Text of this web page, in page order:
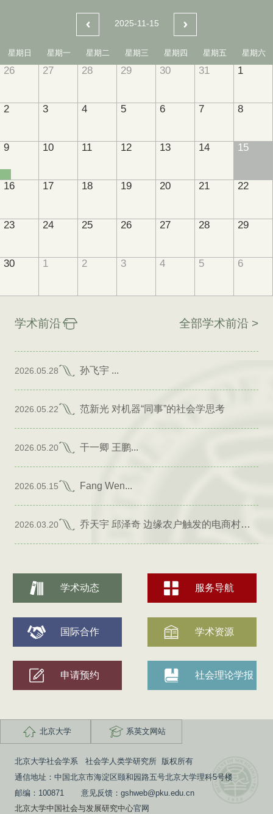
2025-11-15
星期日 星期一 星期二 星期三 星期四 星期五 星期六
26 27 28 29 30 31 1
2 3 4 5 6 7 8
9 10 11 12 13 14 15
16 17 18 19 20 21 22
23 24 25 26 27 28 29
30 1 2 3 4 5 6
学术前沿 全部学术前沿 >
2026.05.28 孙飞宇 ...
2026.05.22 范新光 对机器“同事”的社会学思考
2026.05.20 干一卿 王鹏...
2026.05.15 Fang Wen...
2026.03.20 乔天宇 邱泽奇 边缘农户触发的电商村形成
学术动态 服务导航
国际合作 学术资源
申请预约 社会理论学报
北京大学 系英文网站
北京大学社会学系 社会学人类学研究所 版权所有
通信地址：中国北京市海淀区颐和园路五号北京大学理科5号楼
邮编：100871 意见反馈：gshweb@pku.edu.cn
北京大学中国社会与发展研究中心官网